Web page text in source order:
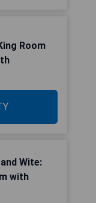
Room
Wite:
with